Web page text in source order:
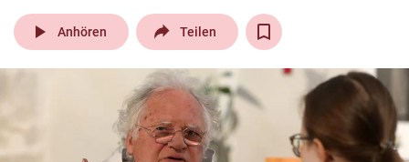
pin_drop
Wien arrow_right
bookmark
play_arrow Anhören Teilen